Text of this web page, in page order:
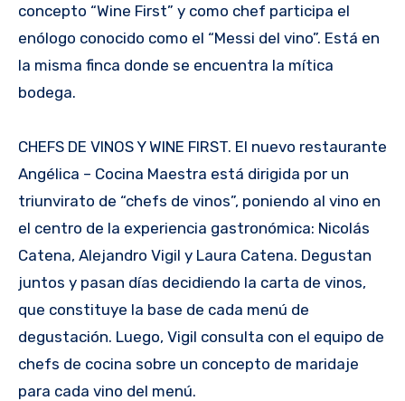
concepto “Wine First” y como chef participa el
enólogo conocido como el “Messi del vino”. Está en
la misma finca donde se encuentra la mítica
bodega.
CHEFS DE VINOS Y WINE FIRST. El nuevo restaurante
Angélica – Cocina Maestra está dirigida por un
triunvirato de “chefs de vinos”, poniendo al vino en
el centro de la experiencia gastronómica: Nicolás
Catena, Alejandro Vigil y Laura Catena. Degustan
juntos y pasan días decidiendo la carta de vinos,
que constituye la base de cada menú de
degustación. Luego, Vigil consulta con el equipo de
chefs de cocina sobre un concepto de maridaje
para cada vino del menú.